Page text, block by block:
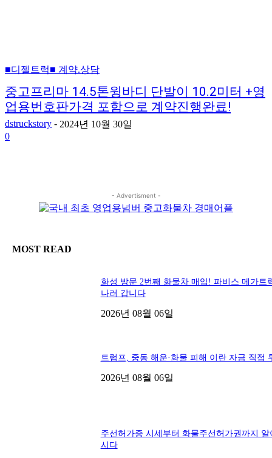
■디젤트럭■ 계약.상담
중고프리마 14.5톤윙바디 단발이 10.2미터 +영
업용번호판가격 포함으로 계약진행완료!
dstruckstory - 2024년 10월 30일
0
- Advertisment -
MOST READ
화성 방문 2번째 화물차 매입! 파비스 메가트
나러 갑니다
2026년 08월 06일
트럼프, 중동 해운·화물 피해 이란 자금 직접
2026년 08월 06일
주선허가증 시세부터 화물주선허가권까지 알
시다